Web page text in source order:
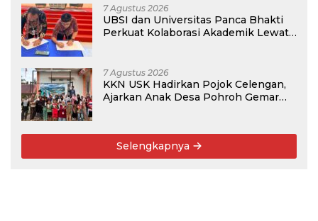
7 Agustus 2026
UBSI dan Universitas Panca Bhakti
Perkuat Kolaborasi Akademik Lewat
7 Agustus 2026
KKN USK Hadirkan Pojok Celengan,
Ajarkan Anak Desa Pohroh Gemar
Selengkapnya